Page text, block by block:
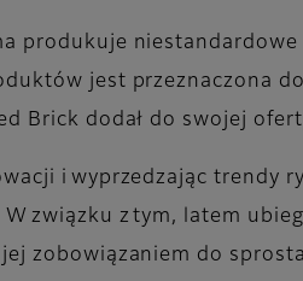
produkuje
jest przeznaczona
Brick dodał do swojej
i wyprzedzając trendy
związku z tym, latem
zobowiązaniem do